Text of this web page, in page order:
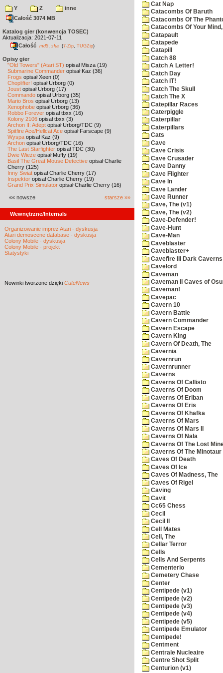
Y
Z
inne
Całość 3074 MB
Katalog gier (konwencja TOSEC)
Aktualizacja: 2021-07-11
Całość md5 sha (7-Zip TUGZip)
Opisy gier
"Old Towers" (Atari ST) opisał Misza (19)
Submarine Commander opisał Kaz (36)
Frogs opisał Xeen (0)
Choplifter! opisał Urborg (0)
Joust opisał Urborg (17)
Commando opisał Urborg (35)
Mario Bros opisał Urborg (13)
Xenophobe opisał Urborg (36)
Robbo Forever opisał tbxx (16)
Kolony 2106 opisał tbxx (3)
Archon II: Adept opisał Urborg/TDC (9)
Spitfire Ace/Hellcat Ace opisał Farscape (9)
Wyspa opisał Kaz (9)
Archon opisał Urborg/TDC (16)
The Last Starfighter opisał TDC (30)
Dwie Wieże opisał Muffy (19)
Basil The Great Mouse Detective opisał Charlie
Cherry (125)
Inny Świat opisał Charlie Cherry (17)
Inspektor opisał Charlie Cherry (19)
Grand Prix Simulator opisał Charlie Cherry (16)
«« nowsze starsze »»
Wewnętrzne/Internals
Organizowanie imprez Atari - dyskusja
Atari demoscene database - dyskusja
Colony Mobile - dyskusja
Colony Mobile - projekt
Statystyki
Nowinki tworzone dzięki CuteNews
Cat Nap
Catacombs Of Baruth
Catacombs Of The
Catacombs Of Your
Catapault
Catapede
Catapill
Catch 88
Catch A Letter!
Catch Day
Catch IT!
Catch The Skull
Catch The X
Catepillar Races
Caterpiggle
Caterpillar
Caterpillars
Cats
Cave
Cave Crisis
Cave Crusader
Cave Danny
Cave Flighter
Cave In
Cave Lander
Cave Runner
Cave, The (v1)
Cave, The (v2)
Cave-Defender!
Cave-Hunt
Cave-Man
Caveblaster
Caveblaster+
Cavefire III Dark Caverns
Cavelord
Caveman
Caveman II Caves of
Caveman!
Cavepac
Cavern 10
Cavern Battle
Cavern Commander
Cavern Escape
Cavern King
Cavern Of Death, The
Cavernia
Cavernrun
Cavernrunner
Caverns
Caverns Of Callisto
Caverns Of Doom
Caverns Of Eriban
Caverns Of Eris
Caverns Of Khafka
Caverns Of Mars
Caverns Of Mars II
Caverns Of Nala
Caverns Of The Lost
Caverns Of The Minotaur
Caves Of Death
Caves Of Ice
Caves Of Madness, The
Caves Of Rigel
Caving
Cavit
Cc65 Chess
Cecil
Cecil II
Cell Mates
Cell, The
Cellar Terror
Cells
Cells And Serpents
Cementerio
Cemetery Chase
Center
Centipede (v1)
Centipede (v2)
Centipede (v3)
Centipede (v4)
Centipede (v5)
Centipede Emulator
Centipede!
Centment
Centrale Nucleaire
Centre Shot Split
Centurion (v1)